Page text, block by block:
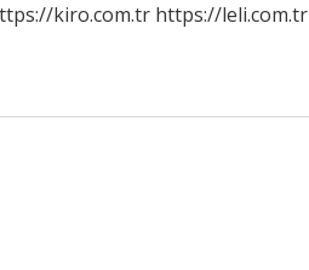
kiro.com.tr https://leli.com.tr